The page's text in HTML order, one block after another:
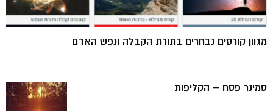
מגוון קורסים נבחרים בתורת הקבלה ונפש האדם
סמינר פסח – הקליפות